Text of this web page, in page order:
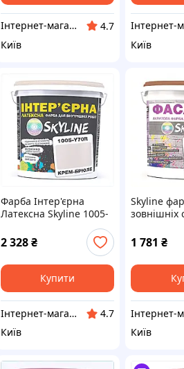
Інтернет-магазин ShopNow
4.7
Київ
Київ
Фарба Інтер'єрна
Латексна Skyline 1005-
Y70R Крем-брюле 10 л
820C61H18
2 328 ₴
Купити
Інтернет-магазин ShopNow
4.7
Київ
Skyline
зовнішніх
8A2P06469
1 781 ₴
Київ